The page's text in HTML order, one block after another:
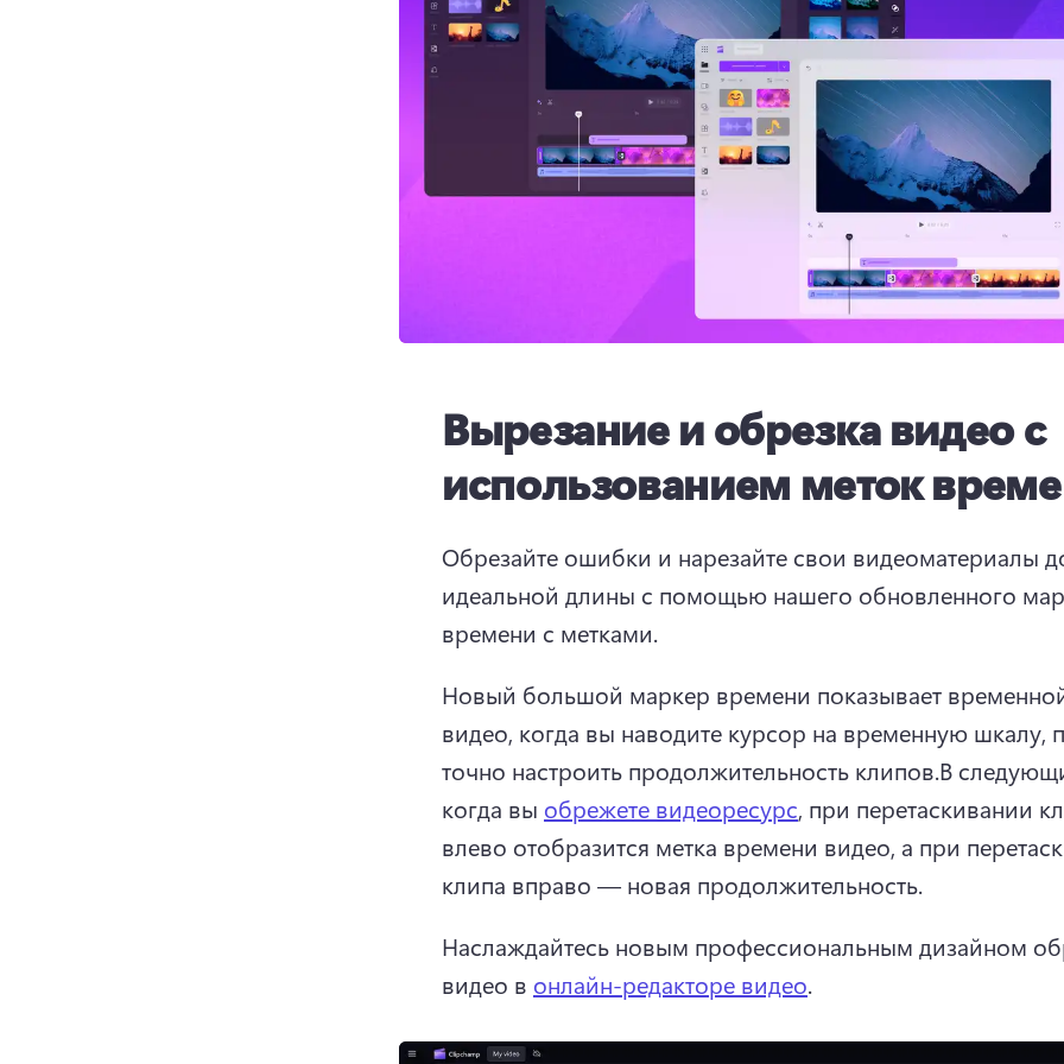
Вырезание и обрезка видео с
использованием меток
Обрезайте ошибки и нарезайте свои видеоматериалы
идеальной длины с помощью нашего обновленного
времени с метками.
Новый большой маркер времени показывает
видео, когда вы наводите курсор на временную шкалу,
точно настроить продолжительность клипов.В
когда вы обрежете видеоресурс, при перетаскивании
влево отобразится метка времени видео, а при
клипа вправо — новая продолжительность.
Наслаждайтесь новым профессиональным дизайном
видео в онлайн-редакторе видео.